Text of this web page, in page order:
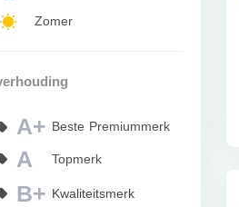
Zomer
A+ Beste Premiummerk
A Topmerk
B+ Kwaliteitsmerk